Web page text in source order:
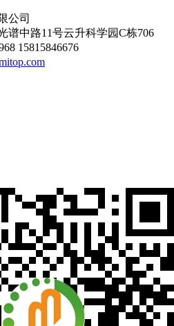
公司
谱中路11号云升科学园C栋706
15815846676